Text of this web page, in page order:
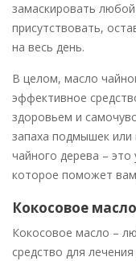
замаскировать
присутствовать,
на весь день.
В целом, масло
эффективное
здоровьем и
запаха подмышек
чайного дерева –
которое поможет
Кокосовое масло
Кокосовое масло –
средство для